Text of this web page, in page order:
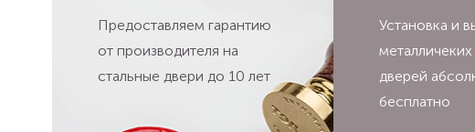
Предоставляем гарантию
от производителя на
стальные двери до 10 лет
Установка и
дверей
бесплатно